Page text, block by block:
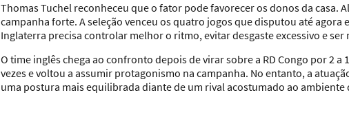
Thomas Tuchel reconheceu que o fator pode favorecer os donos da casa.
campanha forte. A seleção venceu os quatro jogos que disputou até agora
Inglaterra precisa controlar melhor o ritmo, evitar desgaste excessivo e
O time inglês chega ao confronto depois de virar sobre a RD Congo por 2 a
vezes e voltou a assumir protagonismo na campanha. No entanto, a
uma postura mais equilibrada diante de um rival acostumado ao ambiente